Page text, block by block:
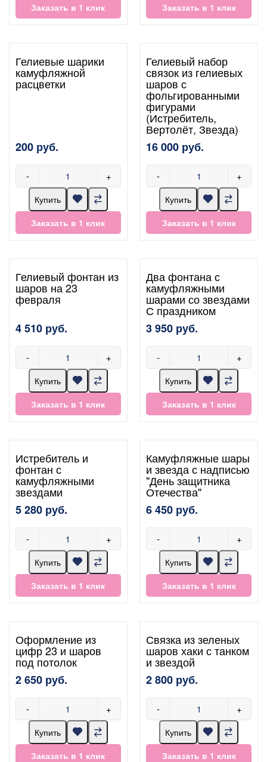
Заказать в 1 клик
Заказать в 1 клик
Гелиевые шарики
камуфляжной
расцветки
200 руб.
- +
Купить
Заказать в 1 клик
Гелиевый набор
связок из гелиевых
шаров с
фольгированными
фигурами
(Истребитель,
Вертолёт, Звезда)
16 000 руб.
- +
Купить
Заказать в 1 клик
Гелиевый фонтан из
шаров на 23
февраля
4 510 руб.
- +
Купить
Заказать в 1 клик
Два фонтана с
камуфляжными
шарами со звездами
С праздником
3 950 руб.
- +
Купить
Заказать в 1 клик
Истребитель и
фонтан с
камуфляжными
звездами
5 280 руб.
- +
Купить
Заказать в 1 клик
Камуфляжные шары
и звезда с надписью
"День защитника
Отечества"
6 450 руб.
- +
Купить
Заказать в 1 клик
Оформление из
цифр 23 и шаров
под потолок
2 650 руб.
- +
Купить
Заказать в 1 клик
Связка из зеленых
шаров хаки с танком
и звездой
2 800 руб.
- +
Купить
Заказать в 1 клик